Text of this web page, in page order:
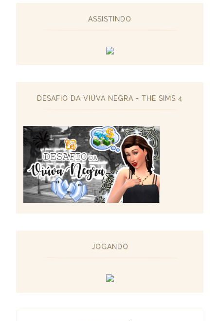
ASSISTINDO
DESAFIO DA VIÚVA NEGRA - THE SIMS 4
JOGANDO